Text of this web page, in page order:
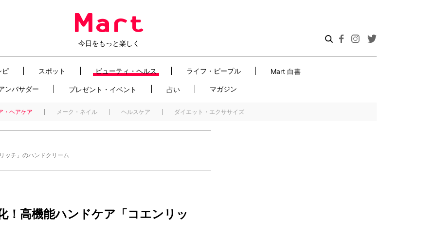
今日をもっと楽しく
ピ スポット ビューティ・ヘルス ライフ・ピープル Mart 白書
ンバサダー プレゼント・イベント 占い マガジン
・ヘアケア メーク・ネイル ヘルスケア ダイエット・エクササイズ
ッチ」のハンドクリーム
！高機能ハンドケア「コエンリッ